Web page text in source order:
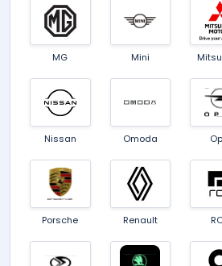
MG Mini
Nissan Omoda
Porsche Renault